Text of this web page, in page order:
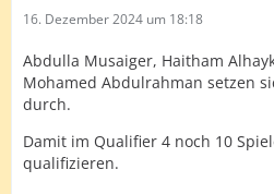
16. Dezember 2024 um 18:18
Abdulla Musaiger, Haitham
Mohamed Abdulrahman setzen
durch.
Damit im Qualifier 4 noch 10
qualifizieren.